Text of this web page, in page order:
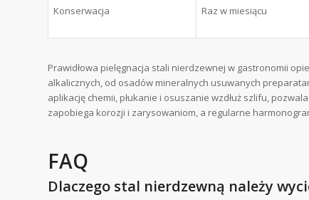
Konserwacja
Raz w miesiącu
Prawidłowa pielęgnacja stali nierdzewnej w gastronomii
alkalicznych, od osadów mineralnych usuwanych
aplikację chemii, płukanie i osuszanie wzdłuż szlifu,
zapobiega korozji i zarysowaniom, a regularne
FAQ
Dlaczego stal nierdzewną należy